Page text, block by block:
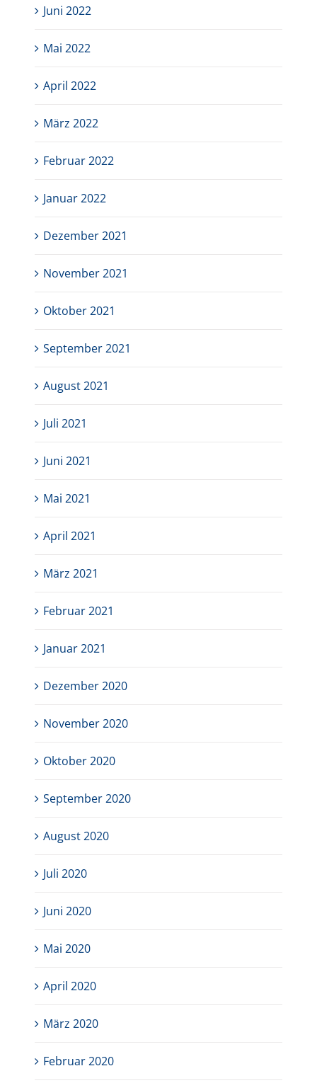
Juni 2022
Mai 2022
April 2022
März 2022
Februar 2022
Januar 2022
Dezember 2021
November 2021
Oktober 2021
September 2021
August 2021
Juli 2021
Juni 2021
Mai 2021
April 2021
März 2021
Februar 2021
Januar 2021
Dezember 2020
November 2020
Oktober 2020
September 2020
August 2020
Juli 2020
Juni 2020
Mai 2020
April 2020
März 2020
Februar 2020